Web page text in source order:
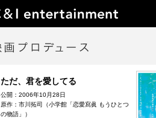
ただ、君を愛してる
公開：2006年10月28日
原作：市川拓司（小学館「恋愛寫眞 もうひとつ
の物語」）